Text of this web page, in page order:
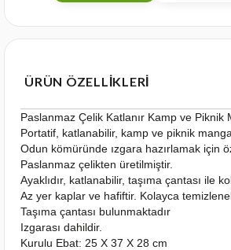
ÜRÜN ÖZELLIKLERI
Paslanmaz Çelik Katlanır Kamp ve Piknik
Portatif, katlanabilir, kamp ve piknik
Odun kömüründe ızgara hazırlamak için
Paslanmaz çelikten üretilmiştir.
Ayaklıdır, katlanabilir, taşıma çantası ile
Az yer kaplar ve hafiftir. Kolayca
Taşıma çantası bulunmaktadır
Izgarası dahildir.
Kurulu Ebat: 25 X 37 X 28 cm